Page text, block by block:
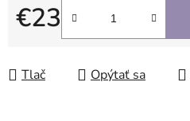
€23
Jednotková cena:
Tlač Opýtať sa